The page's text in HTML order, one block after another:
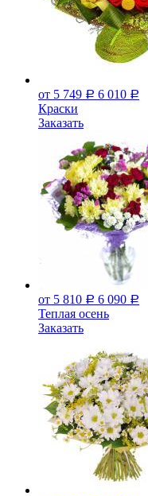
от 5 749 Р 6 010 Р
Краски
Заказать
от 5 810 Р 6 090 Р
Теплая осень
Заказать